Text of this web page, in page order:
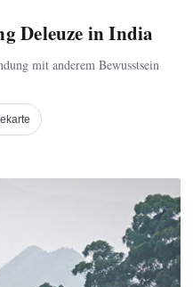
Deleuze in India
mit anderem Bewusstsein